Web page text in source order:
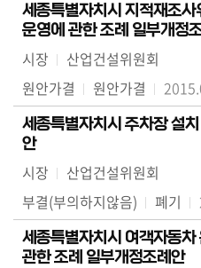
세종특별자치시 지적재조
운영에 관한 조례 일부개정
시장
산업건설위원회
원안가결
원안가결
세종특별자치시 주차장 설
안
시장
산업건설위원회
부결(부의하지않음)
폐기
세종특별자치시 여객자동차
관한 조례 일부개정조례안